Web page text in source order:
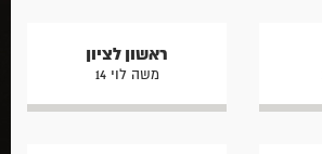
ראשון לציון
משה לוי 14